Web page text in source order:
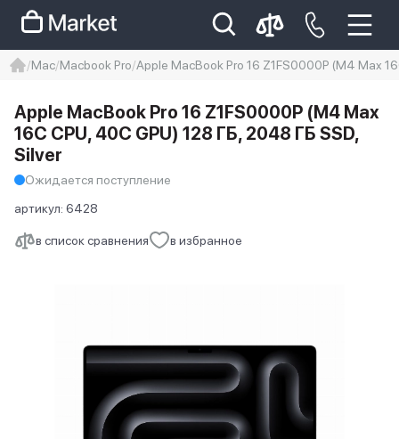
Iphone 14 pro max
айфон 14
Mac Macbook Pro Apple MacBook Pro 16 Z1FS0000P (M4 Max
в список сравнения в избранное
Apple MacBook Pro 16 Z1FS0000P (M4 Max
16C CPU, 40C GPU) 128 ГБ, 2048 ГБ SSD,
Silver
Ожидается поступление
артикул: 6428